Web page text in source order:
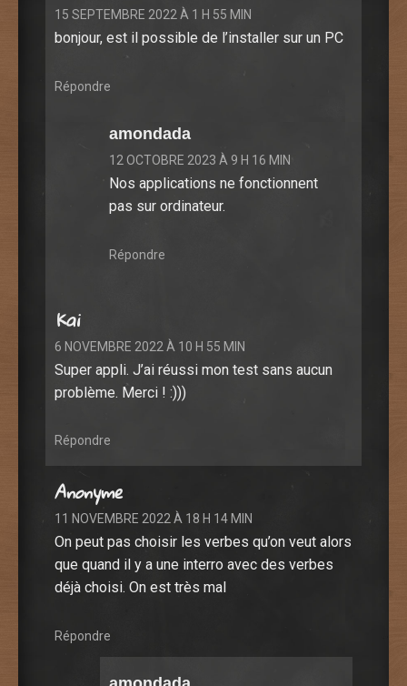
15 SEPTEMBRE 2022 À 1 H 55 MIN
bonjour, est il possible de l’installer sur un PC
Répondre
amondada
12 OCTOBRE 2023 À 9 H 16 MIN
Nos applications ne fonctionnent
pas sur ordinateur.
Répondre
Kai
6 NOVEMBRE 2022 À 10 H 55 MIN
Super appli. J’ai réussi mon test sans aucun
problème. Merci ! :)))
Répondre
Anonyme
11 NOVEMBRE 2022 À 18 H 14 MIN
On peut pas choisir les verbes qu’on veut alors
que quand il y a une interro avec des verbes
déjà choisi. On est très mal
Répondre